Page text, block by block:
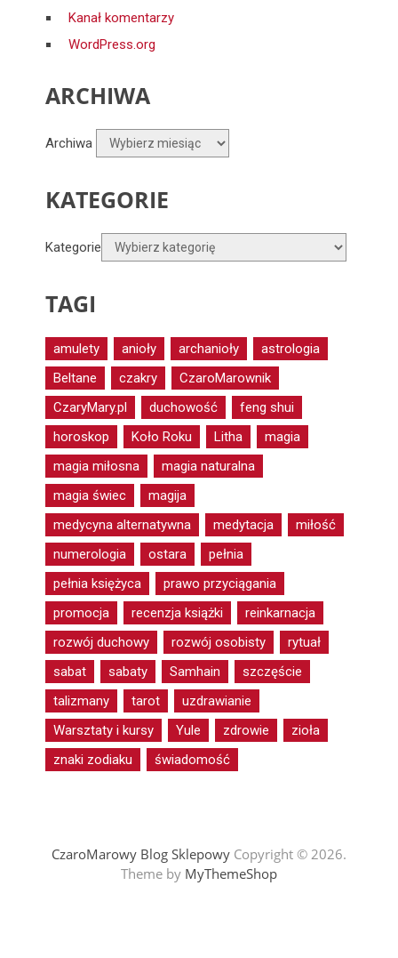
Kanał komentarzy
WordPress.org
ARCHIWA
Archiwa
KATEGORIE
Kategorie
TAGI
amulety anioły archanioły
astrologia
Beltane
czakry
CzaroMarownik
CzaryMary.pl
duchowość
feng shui
horoskop
Koło Roku Litha
magia
magia miłosna
magia naturalna
magia świec
magija
medycyna alternatywna
medytacja
miłość
numerologia
ostara
pełnia
pełnia księżyca
prawo przyciągania
promocja
recenzja książki
reinkarnacja
rozwój duchowy
rozwój osobisty
rytuał
sabat
sabaty Samhain
szczęście
talizmany
tarot
uzdrawianie
Warsztaty i kursy
Yule zdrowie
zioła
znaki zodiaku
świadomość
CzaroMarowy Blog SklepowyCopyright © 2026.
Theme by MyThemeShop